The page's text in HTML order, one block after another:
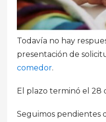
Todavía no hay
presentación de
comedor.
El plazo terminó el 28
Seguimos pendientes